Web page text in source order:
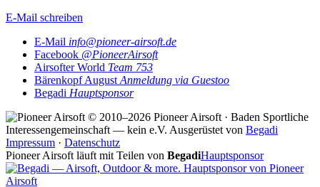
E-Mail schreiben
E-Mail info@pioneer-airsoft.de
Facebook @PioneerAirsoft
Airsofter World Team 753
Bärenkopf August Anmeldung via Guestoo
Begadi Hauptsponsor
© 2010–2026 Pioneer Airsoft · Baden Sportliche
Interessengemeinschaft — kein e.V. Ausgerüstet von Begadi
Impressum · Datenschutz
Pioneer Airsoft läuft mit Teilen von BegadiHauptsponsor